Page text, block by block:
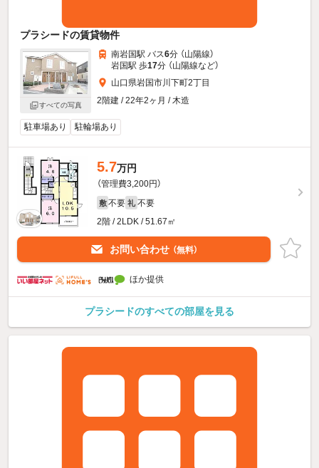
プラシードの賃貸物件
すべての写真
南岩国駅 バス6分 （山陽線）
岩国駅 歩17分 （山陽線など）
山口県岩国市川下町2丁目
2階建 / 22年2ヶ月 / 木造
駐車場あり 駐輪場あり
5.7万円
（管理費3,200円）
敷 不要 礼 不要
2階 / 2LDK / 51.67㎡
お問い合わせ （無料）
ほか提供
プラシードのすべての部屋を見る